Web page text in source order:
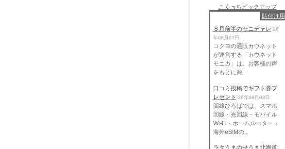
こくっちピックアップ
貼付け用
８月前半のモニチャレ 26
年08月07日
コクヨの通販カウネット
が運営する「カウネット
モニカ」は、お客様の声
をもとに商...
口コミ投稿でギフト券プ
レゼント 26年08月03日
回線ひろばでは、スマホ
回線・光回線・モバイル
Wi-Fi・ホームルーター・
海外eSIMの...
ラクうまのせうま北海道